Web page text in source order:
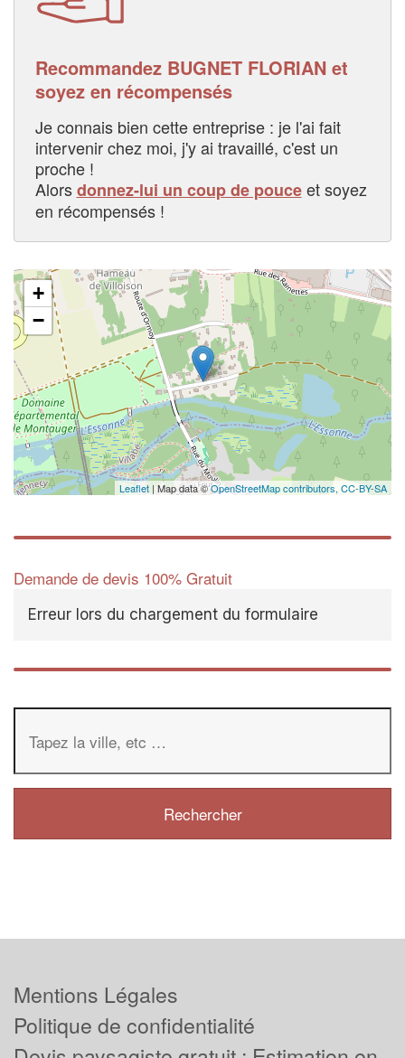
Recommandez BUGNET FLORIAN et
soyez en récompensés
Je connais bien cette entreprise : je l'ai fait
intervenir chez moi, j'y ai travaillé, c'est un
proche !
Alorsdonnez-lui un coup de pouceet soyez
en récompensés !
+
−
Leaflet | Map data ©OpenStreetMap contributors, CC-BY-SA
Demande de devis 100% Gratuit
Erreur lors du chargement du formulaire
Mentions Légales
Politique de confidentialité